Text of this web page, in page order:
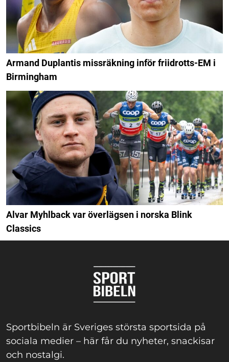
Armand Duplantis missräkning inför friidrotts-EM i
Birmingham
Alvar Myhlback var överlägsen i norska Blink
Classics
Sportbibeln är Sveriges största sportsida på
sociala medier – här får du nyheter, snackisar
och nostalgi.